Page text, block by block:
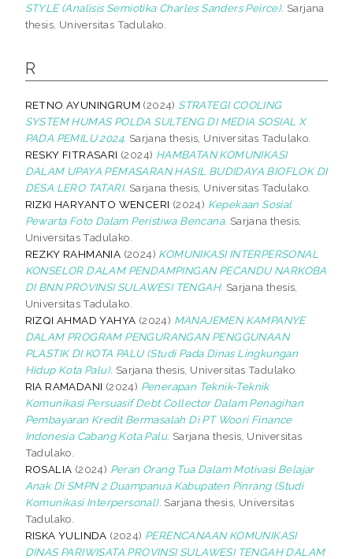
STYLE (Analisis Semiotika Charles Sanders Peirce). Sarjana
thesis, Universitas Tadulako.
R
RETNO AYUNINGRUM (2024) STRATEGI COOLING
SYSTEM HUMAS POLDA SULTENG DI MEDIA SOSIAL X
PADA PEMILU 2024. Sarjana thesis, Universitas Tadulako.
RESKY FITRASARI (2024) HAMBATAN KOMUNIKASI
DALAM UPAYA PEMASARAN HASIL BUDIDAYA BIOFLOK DI
DESA LERO TATARI. Sarjana thesis, Universitas Tadulako.
RIZKI HARYANTO WENCERI (2024) Kepekaan Sosial
Pewarta Foto Dalam Peristiwa Bencana. Sarjana thesis,
Universitas Tadulako.
REZKY RAHMANIA (2024) KOMUNIKASI INTERPERSONAL
KONSELOR DALAM PENDAMPINGAN PECANDU NARKOBA
DI BNN PROVINSI SULAWESI TENGAH. Sarjana thesis,
Universitas Tadulako.
RIZQI AHMAD YAHYA (2024) MANAJEMEN KAMPANYE
DALAM PROGRAM PENGURANGAN PENGGUNAAN
PLASTIK DI KOTA PALU (Studi Pada Dinas Lingkungan
Hidup Kota Palu). Sarjana thesis, Universitas Tadulako.
RIA RAMADANI (2024) Penerapan Teknik-Teknik
Komunikasi Persuasif Debt Collector Dalam Penagihan
Pembayaran Kredit Bermasalah Di PT Woori Finance
Indonesia Cabang Kota Palu. Sarjana thesis, Universitas
Tadulako.
ROSALIA (2024) Peran Orang Tua Dalam Motivasi Belajar
Anak Di SMPN 2 Duampanua Kabupaten Pinrang (Studi
Komunikasi Interpersonal). Sarjana thesis, Universitas
Tadulako.
RISKA YULINDA (2024) PERENCANAAN KOMUNIKASI
DINAS PARIWISATA PROVINSI SULAWESI TENGAH DALAM